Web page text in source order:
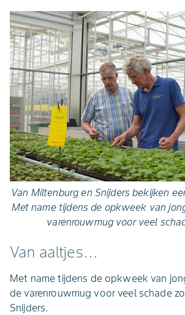
Van Miltenburg en Snijders bekijken
Met name tijdens de opkweek van
varenrouwmug voor veel
Van aaltjes…
Met name tijdens de opkweek van
de varenrouwmug voor veel schade
Snijders.